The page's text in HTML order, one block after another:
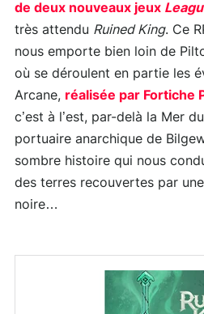
de deux nouveaux jeux
très attendu Ruined King. Ce
nous emporte bien loin de
où se déroulent en partie les
Arcane, réalisée par Fortiche
c’est à l’est, par-delà la Mer
portuaire anarchique de
sombre histoire qui nous
des terres recouvertes par
noire…